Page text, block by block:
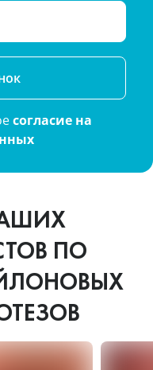
согласие на
ПО